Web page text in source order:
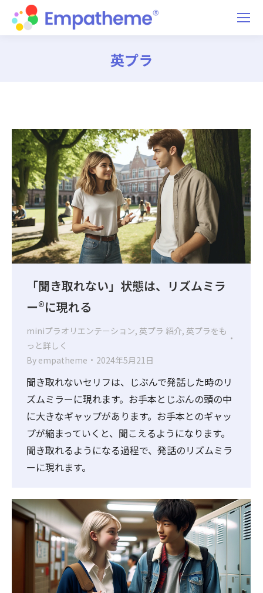
英プラ
「聞き取れない」状態は、リズムミラ
ー®に現れる
miniプラオリエンテーション, 英プラ 紹介, 英プラをも
っと詳しく
By empatheme 2024年5月21日
聞き取れないセリフは、じぶんで発話した時のリ
ズムミラーに現れます。お手本とじぶんの頭の中
に大きなギャップがあります。お手本とのギャッ
プが縮まっていくと、聞こえるようになります。
聞き取れるようになる過程で、発話のリズムミラ
ーに現れます。